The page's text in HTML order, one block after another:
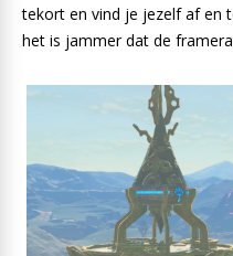
tekort en vind je jezelf af en
het is jammer dat de